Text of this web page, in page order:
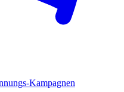
Kampagnen